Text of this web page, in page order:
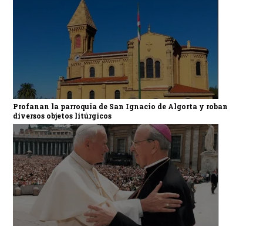
Profanan la parroquia de San Ignacio de Algorta y roban
diversos objetos litúrgicos